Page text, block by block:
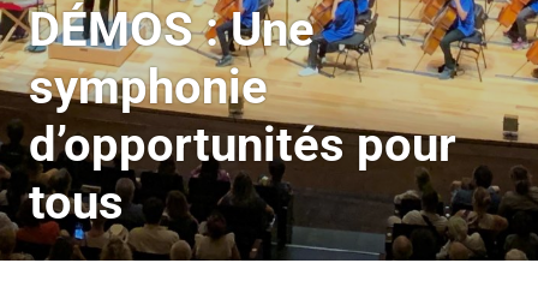
DÉMOS : Une
symphonie
d’opportunités pour
tous